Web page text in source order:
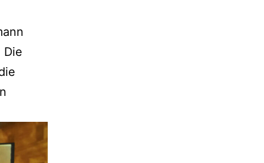
Die